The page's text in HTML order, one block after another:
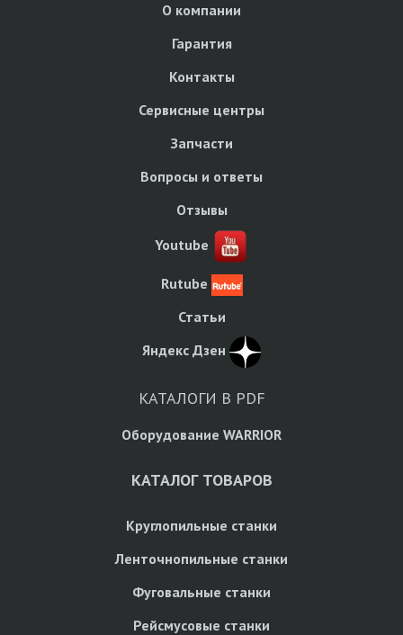
О компании
Гарантия
Контакты
Сервисные центры
Запчасти
Вопросы и ответы
Отзывы
Youtube
Rutube
Статьи
Яндекс Дзен
КАТАЛОГИ В PDF
Оборудование WARRIOR
КАТАЛОГ ТОВАРОВ
Круглопильные станки
Ленточнопильные станки
Фуговальные станки
Рейсмусовые станки